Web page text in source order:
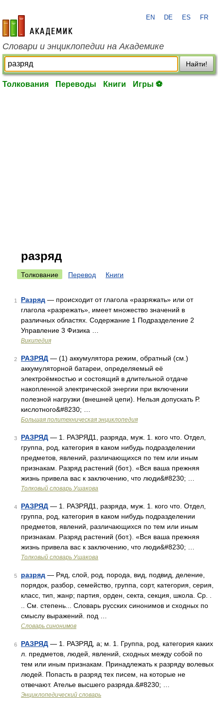
academic.ru
EN DE ES FR
Словари и энциклопедии на Академике
Найти!
Толкования Переводы Книги Игры ⚽
разряд
Толкование Перевод Книги
1 Разряд — происходит от глагола «разряжать» или от
глагола «разрежать», имеет множество значений в
различных областях. Содержание 1 Подразделение 2
Управление 3 Физика …
Википедия
2 РАЗРЯД — (1) аккумулятора режим, обратный (см.)
аккумуляторной батареи, определяемый её
электроёмкостью и состоящий в длительной отдаче
накопленной электрической энергии при включении
полезной нагрузки (внешней цепи). Нельзя допускать Р.
кислотного&#8230; …
Большая политехническая энциклопедия
3 РАЗРЯД — 1. РАЗРЯД1, разряда, муж. 1. кого что. Отдел,
группа, род, категория в каком нибудь подразделении
предметов, явлений, различающихся по тем или иным
признакам. Разряд растений (бот.). «Вся ваша прежняя
жизнь привела вас к заключению, что люди&#8230; …
Толковый словарь Ушакова
4 РАЗРЯД — 1. РАЗРЯД1, разряда, муж. 1. кого что. Отдел,
группа, род, категория в каком нибудь подразделении
предметов, явлений, различающихся по тем или иным
признакам. Разряд растений (бот.). «Вся ваша прежняя
жизнь привела вас к заключению, что люди&#8230; …
Толковый словарь Ушакова
5 разряд — Ряд, слой, род, порода, вид, подвид, деление,
порядок, разбор, семейство, группа, сорт, категория, серия,
класс, тип, жанр; партия, орден, секта, секция, школа. Ср. .
.. См. степень... Словарь русских синонимов и сходных по
смыслу выражений. под …
Словарь синонимов
6 РАЗРЯД — 1. РАЗРЯД, а; м. 1. Группа, род, категория каких
л. предметов, людей, явлений, сходных между собой по
тем или иным признакам. Принадлежать к разряду волевых
людей. Попасть в разряд тех писем, на которые не
отвечают. Ателье высшего разряда.&#8230; …
Энциклопедический словарь